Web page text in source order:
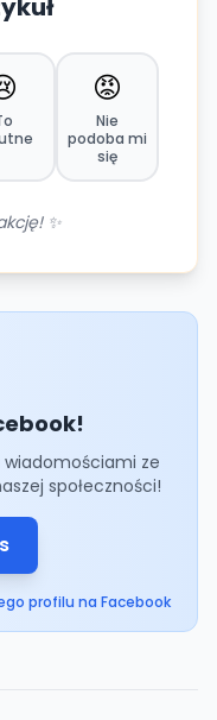
😡
Nie
podoba mi
się
✨
wiadomościami ze
społeczności!
profilu na Facebook